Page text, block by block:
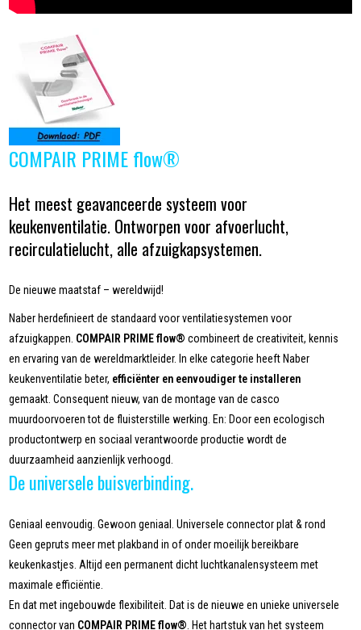
COMPAIR PRIME flow®
Het meest geavanceerde systeem voor
keukenventilatie. Ontworpen voor afvoerlucht,
recirculatielucht, alle afzuigkapsystemen.
De nieuwe maatstaf – wereldwijd!
Naber herdefinieert de standaard voor ventilatiesystemen voor
afzuigkappen. COMPAIR PRIME flow® combineert de creativiteit, kennis
en ervaring van de wereldmarktleider. In elke categorie heeft Naber
keukenventilatie beter, efficiënter en eenvoudiger te installeren
gemaakt. Consequent nieuw, van de montage van de casco
muurdoorvoeren tot de fluisterstille werking. En: Door een ecologisch
productontwerp en sociaal verantwoorde productie wordt de
duurzaamheid aanzienlijk verhoogd.
De universele buisverbinding.
Geniaal eenvoudig. Gewoon geniaal. Universele connector plat & rond
Geen gepruts meer met plakband in of onder moeilijk bereikbare
keukenkastjes. Altijd een permanent dicht luchtkanalensysteem met
maximale efficiëntie.
En dat met ingebouwde flexibiliteit. Dat is de nieuwe en unieke universele
connector van COMPAIR PRIME flow®. Het hartstuk van het systeem